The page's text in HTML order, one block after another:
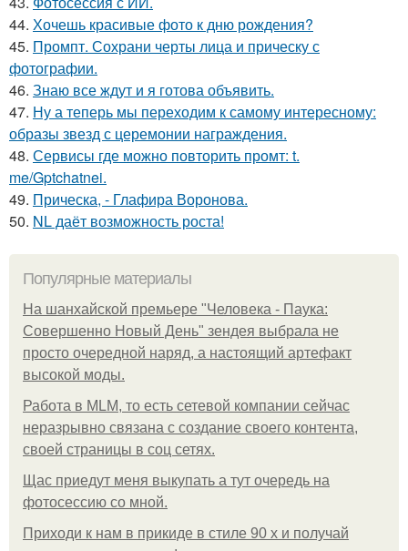
44. Хочешь красивые фото к дню рождения?
45. Промпт. Сохрани черты лица и прическу с
фотографии.
46. Знаю все ждут и я готова объявить.
47. Ну а теперь мы переходим к самому интересному:
образы звезд с церемонии награждения.
48. Сервисы где можно повторить промт: t.
me/Gptchatnei.
49. Прическа, - Глафира Воронова.
50. NL даёт возможность роста!
Популярные материалы
На шанхайской премьере "Человека - Паука:
Совершенно Новый День" зендея выбрала не
просто очередной наряд, а настоящий артефакт
высокой моды.
Работа в MLM, то есть сетевой компании сейчас
неразрывно связана с создание своего контента,
своей страницы в соц сетях.
Щас приедут меня выкупать а тут очередь на
фотосессию со мной.
Приходи к нам в прикиде в стиле 90 х и получай